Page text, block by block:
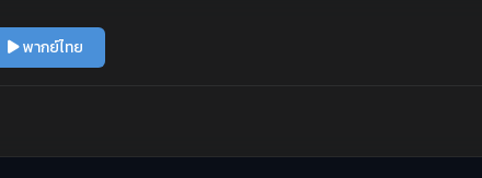
พากย์ไทย